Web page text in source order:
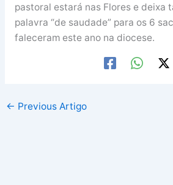
pastoral estará nas Flores e deixa
palavra “de saudade” para os 6
faleceram este ano na diocese.
← Previous Artigo